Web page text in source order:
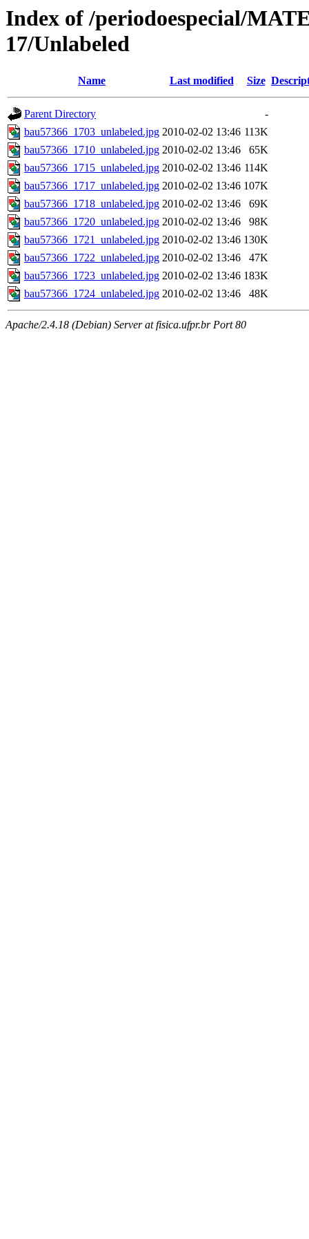
Index of /periodoespecial/
17/Unlabeled
Name Last modified Size
Parent Directory
-
bau57366_1703_unlabeled.jpg 2010-02-02 13:46 113K
bau57366_1710_unlabeled.jpg 2010-02-02 13:46
65K
bau57366_1715_unlabeled.jpg 2010-02-02 13:46 114K
bau57366_1717_unlabeled.jpg 2010-02-02 13:46 107K
bau57366_1718_unlabeled.jpg 2010-02-02 13:46
69K
bau57366_1720_unlabeled.jpg 2010-02-02 13:46
98K
bau57366_1721_unlabeled.jpg 2010-02-02 13:46 130K
bau57366_1722_unlabeled.jpg 2010-02-02 13:46
47K
bau57366_1723_unlabeled.jpg 2010-02-02 13:46 183K
bau57366_1724_unlabeled.jpg 2010-02-02 13:46 48K
Apache/2.4.18 (Debian) Server at fisica.ufpr.br Port 80